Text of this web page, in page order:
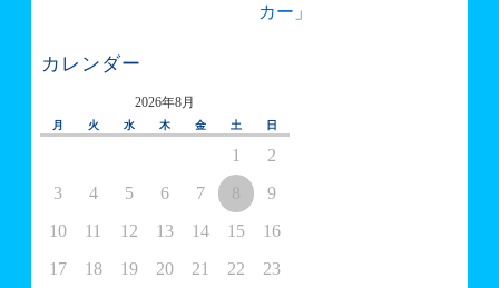
カー」
カレンダー
2026年8月
月 火 水 木 金 土 日
1
2
3
4 5 6 7 8
9
10
11 12 13 14 15
16
17
18 19 20 21 22 23